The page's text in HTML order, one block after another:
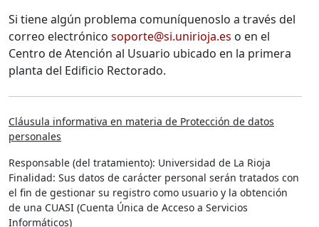
Si tiene algún problema comuníquenoslo a través del
correo electrónico soporte@si.unirioja.es o en el
Centro de Atención al Usuario ubicado en la primera
planta del Edificio Rectorado.
Cláusula informativa en materia de Protección de datos
personales
Responsable (del tratamiento): Universidad de La Rioja
Finalidad: Sus datos de carácter personal serán tratados con
el fin de gestionar su registro como usuario y la obtención
de una CUASI (Cuenta Única de Acceso a Servicios
Informáticos)